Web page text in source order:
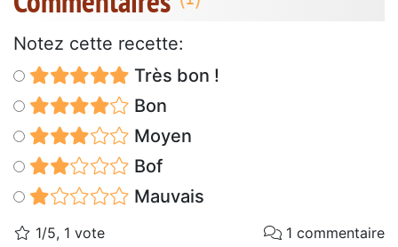
Notez cette recette:
Très bon !
Bon
Moyen
Bof
Mauvais
1/5, 1 vote 1 commentaire